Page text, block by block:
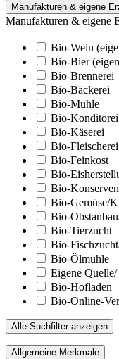
Manufakturen & eigene
Manufakturen & eigene
Bio-Wein
Bio-Bier
Bio-Brennerei
Bio-Bäckerei
Bio-Mühle
Bio-Konditorei
Bio-Käserei
Bio-Fleischerei
Bio-Feinkost
Bio-
Bio-Konserven
Bio-Gemüse/
Bio-
Bio-Tierzucht
Bio-
Bio-Ölmühle
Eigene
Bio-Hofladen
Bio-Online-
Alle Suchfilter anzeigen
Allgemeine Merkmale